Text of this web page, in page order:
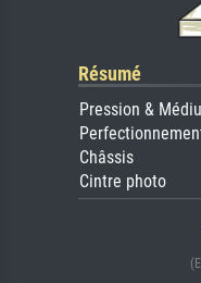
Résumé
Pression &
Châssis
Cintre photo